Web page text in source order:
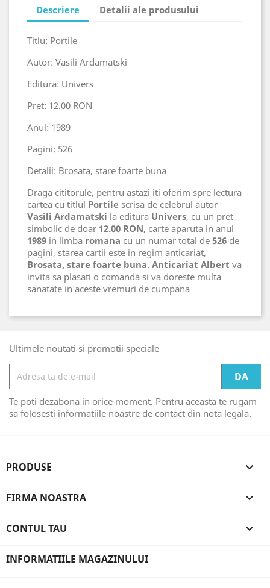
Descriere Detalii ale produsului
Titlu: Portile
Autor: Vasili Ardamatski
Editura: Univers
Pret: 12.00 RON
Anul: 1989
Pagini: 526
Detalii: Brosata, stare foarte buna
Draga cititorule, pentru astazi iti oferim spre lectura
cartea cu titlul Portile scrisa de celebrul autor
Vasili Ardamatski la editura Univers, cu un pret
simbolic de doar 12.00 RON, carte aparuta in anul
1989 in limba romana cu un numar total de 526 de
pagini, starea cartii este in regim anticariat,
Brosata, stare foarte buna. Anticariat Albert va
invita sa plasati o comanda si va doreste multa
sanatate in aceste vremuri de cumpana
Ultimele noutati si promotii speciale
Te poti dezabona in orice moment. Pentru aceasta te rugam
sa folosesti informatiile noastre de contact din nota legala.
PRODUSE 
FIRMA NOASTRA 
CONTUL TAU 
INFORMATIILE MAGAZINULUI